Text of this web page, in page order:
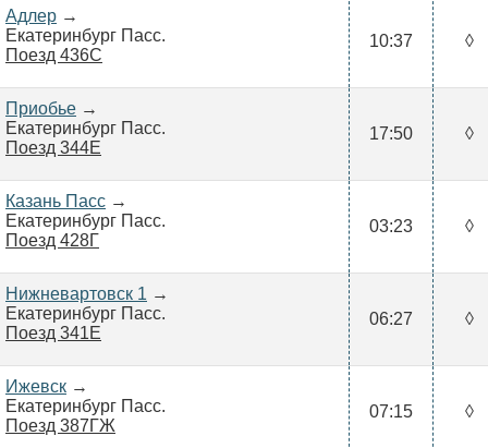
Адлер →
Екатеринбург Пасс.
Поезд 436С
10:37 ◊
Приобье →
Екатеринбург Пасс.
Поезд 344Е
17:50 ◊
Казань Пасс →
Екатеринбург Пасс.
Поезд 428Г
03:23 ◊
Нижневартовск 1 →
Екатеринбург Пасс.
Поезд 341Е
06:27 ◊
Ижевск →
Екатеринбург Пасс.
Поезд 387ГЖ
07:15 ◊